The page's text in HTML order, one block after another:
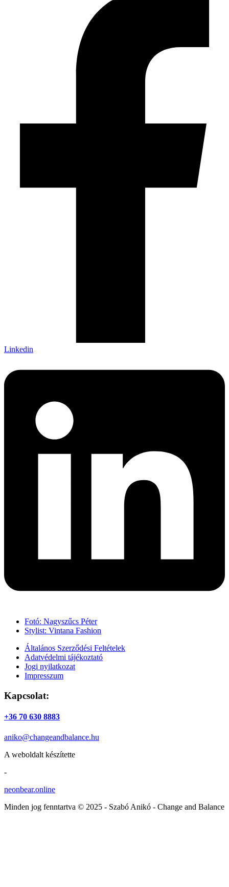
Linkedin
Fotó: Nagyszűcs Péter
Stylist: Vintana Fashion
Általános Szerződési Feltételek
Adatvédelmi tájékoztató
Jogi nyilatkozat
Impresszum
Kapcsolat:
+36 70 630 8883
aniko@changeandbalance.hu
A weboldalt készítette
-
neonbear.online
Minden jog fenntartva © 2025 - Szabó Anikó - Change and Balance